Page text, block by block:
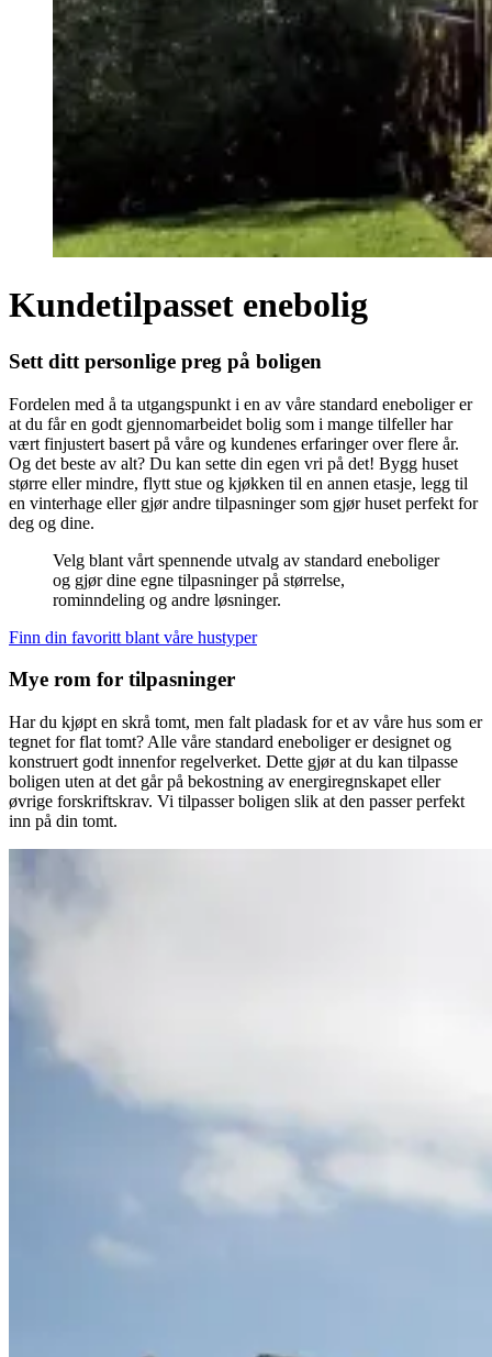
Kundetilpasset enebolig
Sett ditt personlige preg på boligen
Fordelen med å ta utgangspunkt i en av våre standard eneboliger er
at du får en godt gjennomarbeidet bolig som i mange tilfeller har
vært finjustert basert på våre og kundenes erfaringer over flere år.
Og det beste av alt? Du kan sette din egen vri på det! Bygg huset
større eller mindre, flytt stue og kjøkken til en annen etasje, legg til
en vinterhage eller gjør andre tilpasninger som gjør huset perfekt for
deg og dine.
Velg blant vårt spennende utvalg av standard eneboliger
og gjør dine egne tilpasninger på størrelse,
rominndeling og andre løsninger.
Finn din favoritt blant våre hustyper
Mye rom for tilpasninger
Har du kjøpt en skrå tomt, men falt pladask for et av våre hus som er
tegnet for flat tomt? Alle våre standard eneboliger er designet og
konstruert godt innenfor regelverket. Dette gjør at du kan tilpasse
boligen uten at det går på bekostning av energiregnskapet eller
øvrige forskriftskrav. Vi tilpasser boligen slik at den passer perfekt
inn på din tomt.